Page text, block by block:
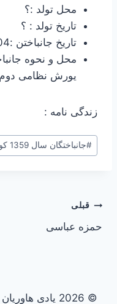
محل تولد :؟
تاریخ تولد : ؟
تاریخ جانباختن :1359.02.04
محل و نحوه
یورش نظامی
زندگی نامه :
#جانباختگان سال 1359 کومه له
راهبری
نوشته
قبلی
حمزه عباسی
© 2026 یادی